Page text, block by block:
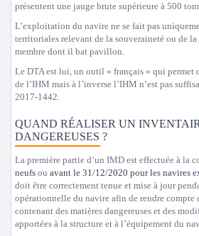
présentent une jauge brute supérieure à 500
L’exploitation du navire ne se fait pas
territoriales relevant de la souveraineté ou de
membre dont il bat pavillon.
Le DTA est lui, un outil « français » qui permet
de l’IHM mais à l’inverse l’IHM n’est pas
2017-1442.
QUAND RÉALISER UN
DANGEREUSES ?
La première partie d’un IMD est effectuée à la
neufs ou avant le 31/12/2020 pour les navires
doit être correctement tenue et mise à jour
opérationnelle du navire afin de rendre
contenant des matières dangereuses et des
apportées à la structure et à l’équipement du